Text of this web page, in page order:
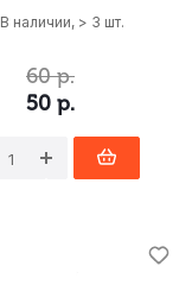
В наличии, > 3 шт.
50 р.
60р.